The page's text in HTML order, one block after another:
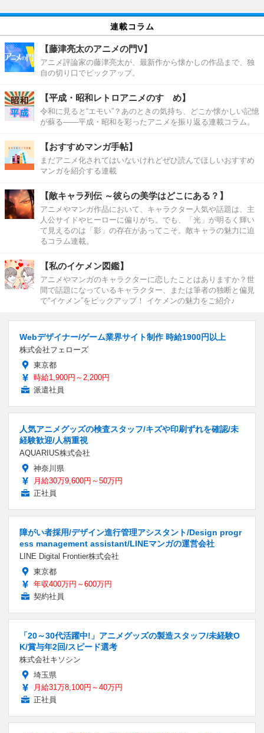
連載コラム
【藤津亮太のアニメの門V】
アニメ評論家の藤津亮太が、最新作から懐かしの作品まで、独
自の切り口でピックアップ。
【平成・昭和レトロアニメのすゝめ】
令和に見ると“エモい”？あのときの気持ち、どこか懐かしい記憶
が蘇る――平成・昭和を彩ったアニメを振り返る連載コラム。
【おすすめマンガ手帖】
まだアニメ化されてはいないけれどぜひ読んでほしいおすすめ
マンガを紹介する連載
【敵キャラ列伝 ～彼らの美学はどこにある？】
アニメやマンガ作品において、キャラクター人気や話題は、主
人公サイドやヒーローに偏りがち。でも、「光」が明るく輝い
て見えるのは「影」の存在があってこそ。敵キャラの魅力に迫
るコラム連載。
【私のイケメン図鑑】
アニメやマンガのキャラクターに恋したことはありますか？世
間で話題になっているキャラクター、または筆者の独断と偏見
で“イケメン”をピックアップ！ イケメンの魅力をご紹介♪
Webデザイナー/ゲーム業界サイト制作 時給1900円以上
株式会社フェローズ
東京都
時給1,900円～2,200円
派遣社員
人気アニメグッズの検査スタッフ/キズや印刷ずれを確認/未
経験歓迎/人柄重視
AQUARIUS株式会社
神奈川県
月給30万9,600円～50万円
正社員
障がい者採用/デザイン進行管理アシスタント/Design progr
ess management assistant/LINEマンガの運営会社
LINE Digital Frontier株式会社
東京都
年収400万円～600万円
契約社員
「20～30代活躍中!」アニメグッズの製造スタッフ/未経験O
K/賞与年2回/スピード選考
株式会社キソシン
埼玉県
月給31万8,100円～40万円
正社員